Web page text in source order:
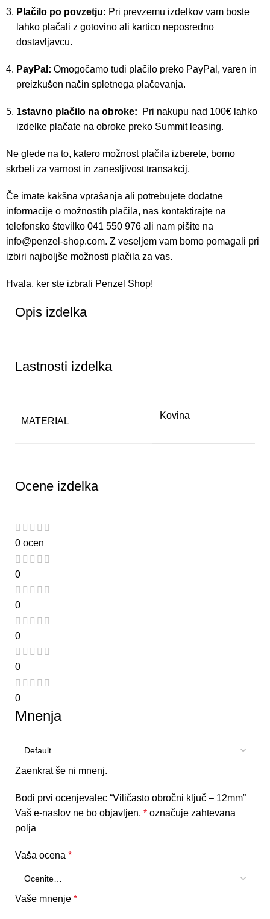
Plačilo po povzetju: Pri prevzemu izdelkov vam boste
lahko plačali z gotovino ali kartico neposredno
dostavljavcu.
PayPal: Omogočamo tudi plačilo preko PayPal, varen in
preizkušen način spletnega plačevanja.
1stavno plačilo na obroke:
Pri nakupu nad 100€ lahko
izdelke plačate na obroke preko Summit leasing.
Ne glede na to, katero možnost plačila izberete, bomo
skrbeli za varnost in zanesljivost transakcij.
Če imate kakšna vprašanja ali potrebujete dodatne
informacije o možnostih plačila, nas kontaktirajte na
telefonsko številko 041 550 976 ali nam pišite na
info@penzel-shop.com. Z veseljem vam bomo pomagali pri
izbiri najboljše možnosti plačila za vas.
Hvala, ker ste izbrali Penzel Shop!
Opis izdelka
Lastnosti izdelka
MATERIAL
Kovina
Ocene izdelka
0 ocen
0
0
0
0
0
Mnenja
Zaenkrat še ni mnenj.
Bodi prvi ocenjevalec “Viličasto obročni ključ – 12mm”
Vaš e-naslov ne bo objavljen. * označuje zahtevana
polja
Vaša ocena *
Vaše mnenje *